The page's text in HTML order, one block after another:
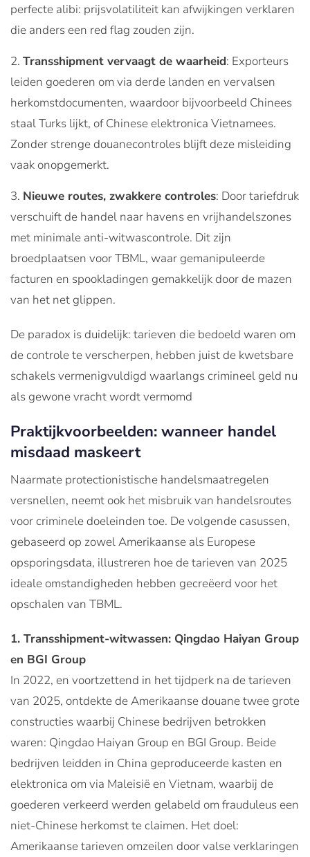
perfecte alibi: prijsvolatiliteit kan afwijkingen verklaren
die anders een red flag zouden zijn.
Transshipment vervaagt de waarheid: Exporteurs
leiden goederen om via derde landen en vervalsen
herkomstdocumenten, waardoor bijvoorbeeld Chinees
staal Turks lijkt, of Chinese elektronica Vietnamees.
Zonder strenge douanecontroles blijft deze misleiding
vaak onopgemerkt.
Nieuwe routes, zwakkere controles: Door tariefdruk
verschuift de handel naar havens en vrijhandelszones
met minimale anti-witwascontrole. Dit zijn
broedplaatsen voor TBML, waar gemanipuleerde
facturen en spookladingen gemakkelijk door de mazen
van het net glippen.
De paradox is duidelijk: tarieven die bedoeld waren om
de controle te verscherpen, hebben juist de kwetsbare
schakels vermenigvuldigd waarlangs crimineel geld nu
als gewone vracht wordt vermomd
Praktijkvoorbeelden: wanneer handel
misdaad maskeert
Naarmate protectionistische handelsmaatregelen
versnellen, neemt ook het misbruik van handelsroutes
voor criminele doeleinden toe. De volgende casussen,
gebaseerd op zowel Amerikaanse als Europese
opsporingsdata, illustreren hoe de tarieven van 2025
ideale omstandigheden hebben gecreëerd voor het
opschalen van TBML.
1. Transshipment-witwassen: Qingdao Haiyan Group
en BGI Group
In 2022, en voortzettend in het tijdperk na de tarieven
van 2025, ontdekte de Amerikaanse douane twee grote
constructies waarbij Chinese bedrijven betrokken
waren: Qingdao Haiyan Group en BGI Group. Beide
bedrijven leidden in China geproduceerde kasten en
elektronica om via Maleisië en Vietnam, waarbij de
goederen verkeerd werden gelabeld om frauduleus een
niet-Chinese herkomst te claimen. Het doel:
Amerikaanse tarieven omzeilen door valse verklaringen